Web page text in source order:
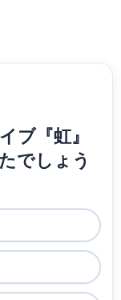
ブ『虹』
でしょう